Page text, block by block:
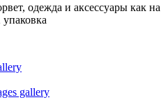
одежда и аксессуары как на
gallery